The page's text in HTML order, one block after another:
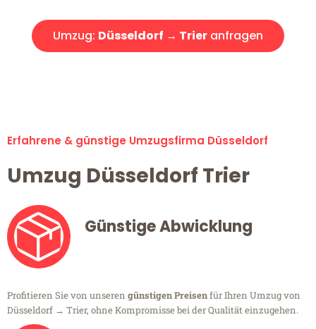
Umzug: Düsseldorf → Trier anfragen
Erfahrene & günstige Umzugsfirma Düsseldorf
Umzug Düsseldorf Trier
Günstige Abwicklung
Profitieren Sie von unseren günstigen Preisenfür Ihren Umzug von
Düsseldorf → Trier, ohne Kompromisse bei der Qualität einzugehen.